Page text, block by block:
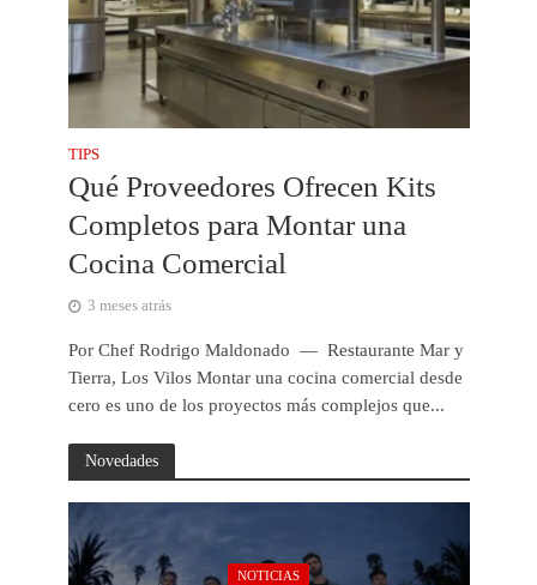
TIPS
Qué Proveedores Ofrecen Kits
Completos para Montar una
Cocina Comercial
3 meses atrás
Por Chef Rodrigo Maldonado — Restaurante Mar y
Tierra, Los Vilos Montar una cocina comercial desde
cero es uno de los proyectos más complejos que...
Novedades
NOTICIAS